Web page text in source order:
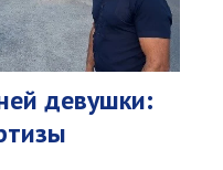
девушки: